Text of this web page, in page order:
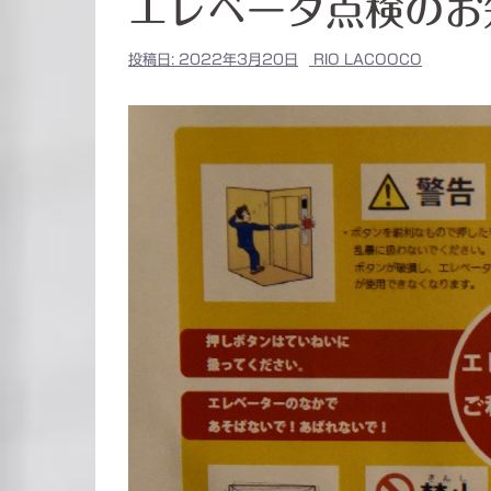
エレベータ点検の
投稿日: 2022年3月20日 RIO LACOOCO